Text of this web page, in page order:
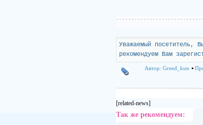
Уважаемый посетитель,
рекомендуем Вам
Автор: Greed_kun
[related-news]
Так же рекомендуем: